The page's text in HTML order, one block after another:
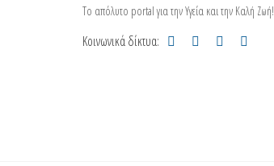
Το απόλυτο portal για την Υγεία και την Καλή Ζωή!
Κοινωνικά δίκτυα: